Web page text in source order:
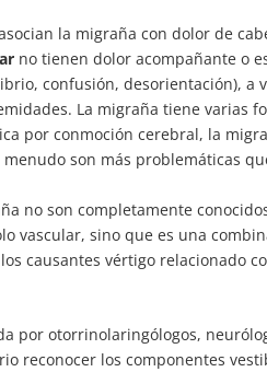
la migraña con dolor de
no tienen dolor acompañante o
confusión, desorientación), a
La migraña tiene varias
por conmoción cerebral, la
menudo son más problemáticas
no son completamente
vascular, sino que es una
causantes vértigo relacionado
por otorrinolaringólogos,
reconocer los componentes